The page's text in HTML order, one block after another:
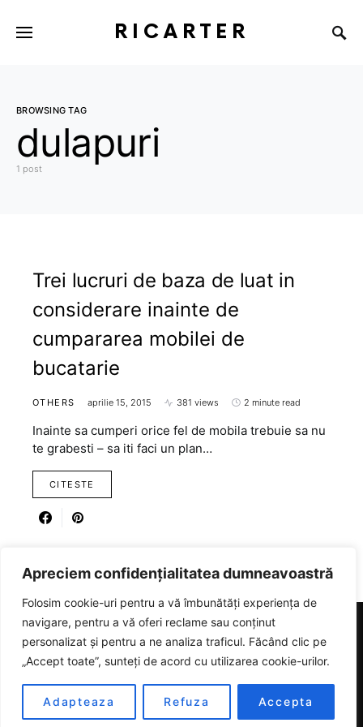
Apreciem confidențialitatea dumneavoastră
Folosim cookie-uri pentru a vă îmbunătăți experiența de
navigare, pentru a vă oferi reclame sau conținut
personalizat și pentru a ne analiza traficul. Făcând clic pe
„Accept toate”, sunteți de acord cu utilizarea cookie-urilor.
Adapteaza Refuza Accepta
RICARTER
BROWSING TAG
dulapuri
1 post
Trei lucruri de baza de luat in
considerare inainte de
cumpararea mobilei de
bucatarie
OTHERS aprilie 15, 2015 381 views 2 minute read
Inainte sa cumperi orice fel de mobila trebuie sa nu
te grabesti – sa iti faci un plan…
CITESTE
RICARTER